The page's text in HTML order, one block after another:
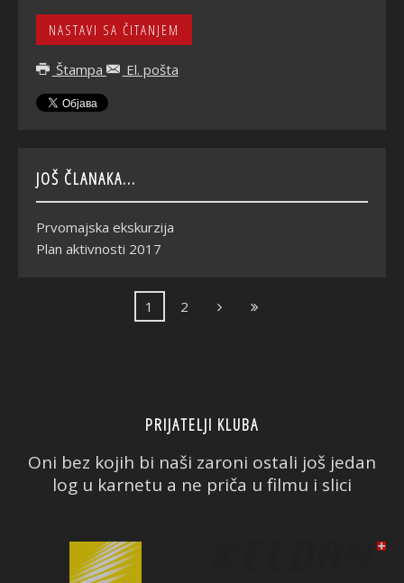
NASTAVI SA ČITANJEM
Štampa El. pošta
JOŠ ČLANAKA...
Prvomajska ekskurzija
Plan aktivnosti 2017
1 2
PRIJATELJI KLUBA
Oni bez kojih bi naši zaroni ostali još jedan
log u karnetu a ne priča u filmu i slici